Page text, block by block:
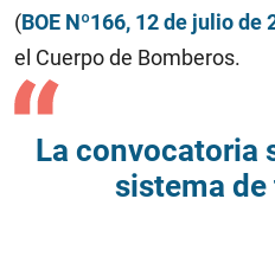
(BOE Nº166, 12 de julio de
el Cuerpo de Bomberos.
La convocatoria
sistema